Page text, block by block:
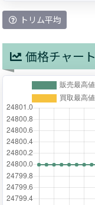
トリム平均
価格チャート